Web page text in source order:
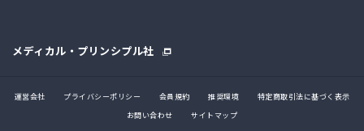
メディカル・プリンシプル社
運営会社 プライバシーポリシー 会員規約 推奨環境
特定商取引法に基づく表示
お問い合わせ
サイトマップ